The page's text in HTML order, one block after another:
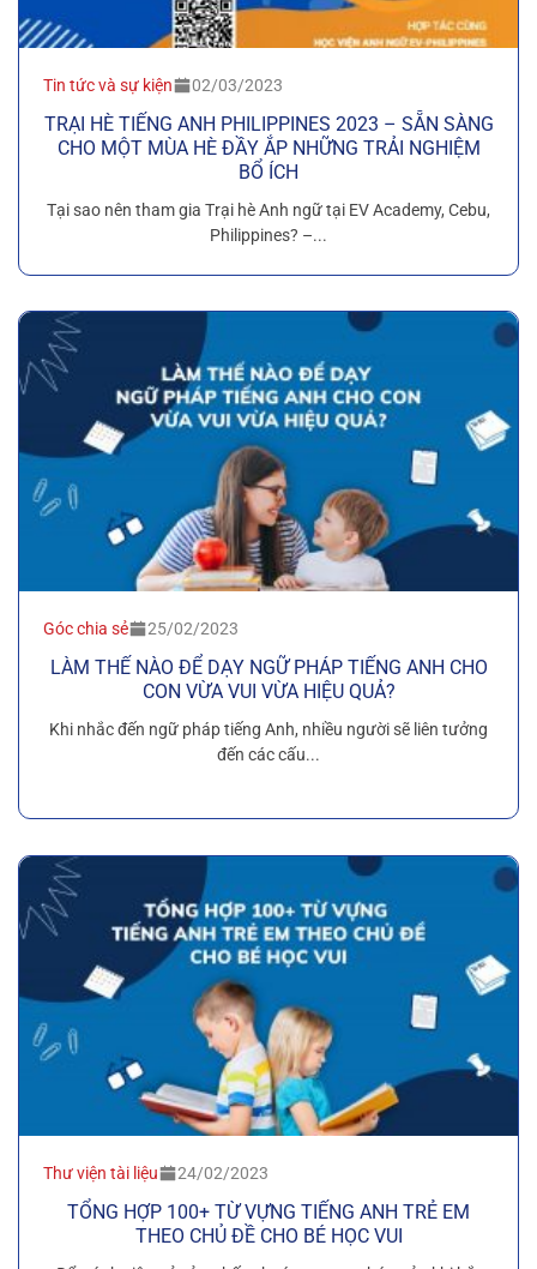
Tin tức và sự kiện 02/03/2023
TRẠI HÈ TIẾNG ANH PHILIPPINES 2023 – SẴN SÀNG
CHO MỘT MÙA HÈ ĐẦY ẮP NHỮNG TRẢI NGHIỆM
BỔ ÍCH
Tại sao nên tham gia Trại hè Anh ngữ tại EV Academy, Cebu,
Philippines? –...
Góc chia sẻ 25/02/2023
LÀM THẾ NÀO ĐỂ DẠY NGỮ PHÁP TIẾNG ANH CHO
CON VỪA VUI VỪA HIỆU QUẢ?
Khi nhắc đến ngữ pháp tiếng Anh, nhiều người sẽ liên tưởng
đến các cấu...
Thư viện tài liệu 24/02/2023
TỔNG HỢP 100+ TỪ VỰNG TIẾNG ANH TRẺ EM
THEO CHỦ ĐỀ CHO BÉ HỌC VUI